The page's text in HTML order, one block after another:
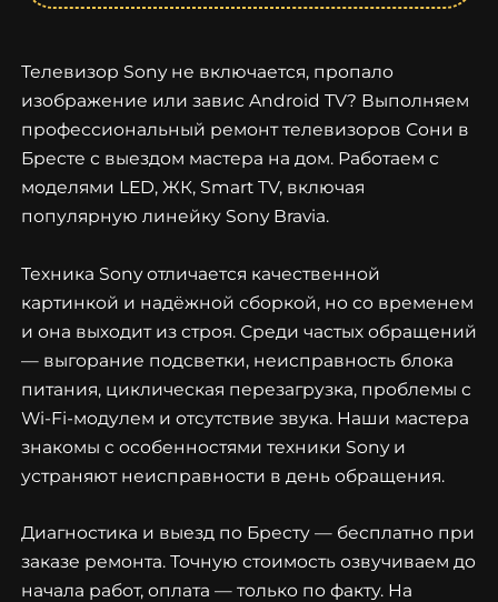
Телевизор Sony не включается, пропало
изображение или завис Android TV? Выполняем
профессиональный ремонт телевизоров Сони в
Бресте с выездом мастера на дом. Работаем с
моделями LED, ЖК, Smart TV, включая
популярную линейку Sony Bravia.
Техника Sony отличается качественной
картинкой и надёжной сборкой, но со временем
и она выходит из строя. Среди частых обращений
— выгорание подсветки, неисправность блока
питания, циклическая перезагрузка, проблемы с
Wi-Fi-модулем и отсутствие звука. Наши мастера
знакомы с особенностями техники Sony и
устраняют неисправности в день обращения.
Диагностика и выезд по Бресту — бесплатно при
заказе ремонта. Точную стоимость озвучиваем до
начала работ, оплата — только по факту. На